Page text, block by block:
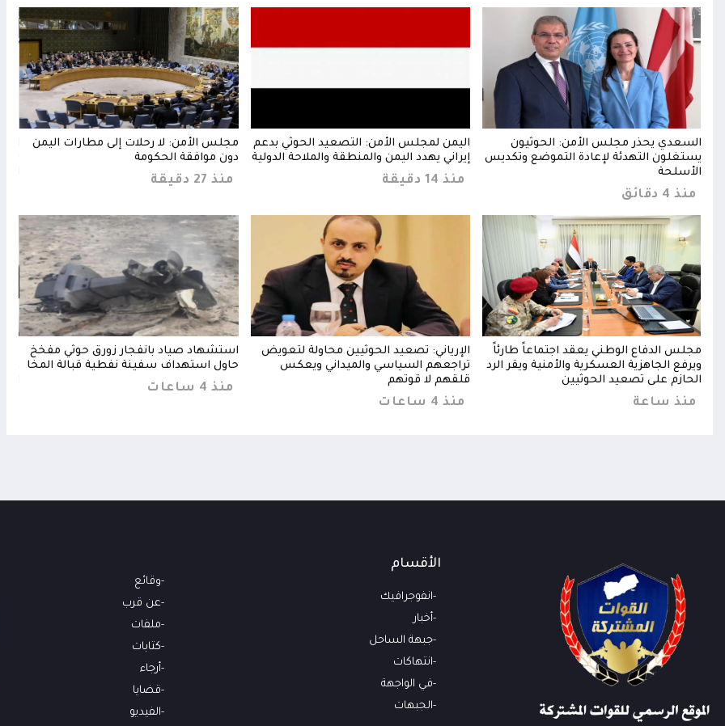
السعدي يحذر مجلس الأمن: الحوثيون
يستغلون التهدئة لإعادة التموضع وتكديس
الأسلحة
منذ 4 دقائق
اليمن لمجلس الأمن: التصعيد الحوثي بدعم
إيراني يهدد اليمن والمنطقة والملاحة الدولية
منذ 14 دقيقة
مجلس الأمن: لا رحلات إلى مطارات اليمن
دون موافقة الحكومة
منذ 27 دقيقة
مجلس الدفاع الوطني يعقد اجتماعاً طارئاً
ويرفع الجاهزية العسكرية والأمنية ويقر الرد
الحازم على تصعيد الحوثيين
منذ ساعة
الإرياني: تصعيد الحوثيين محاولة لتعويض
تراجعهم السياسي والميداني ويعكس
قلقهم لا قوتهم
منذ 4 ساعات
استشهاد صياد بانفجار زورق حوثي مفخخ
حاول استهداف سفينة نفطية قبالة المخا
منذ 4 ساعات
الأقسام
انفوجرافيك
أخبار
جبهة الساحل
انتهاكات
في الواجهة
الجبهات
وقائع
عن قرب
ملفات
كتابات
أرجاء
قضايا
الفيديو